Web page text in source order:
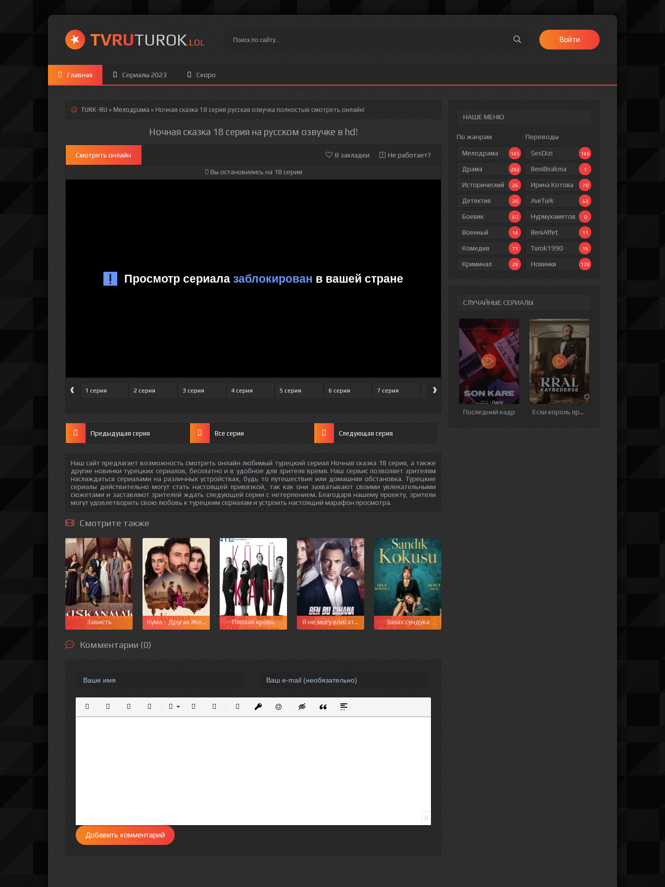
TVRUTUROK.LOL Войти
Главная Сериалы 2023 Скоро
НАШЕ МЕНЮ
По жанрам
Мелодрама 145
Драма 282
Исторический 26
Детектив 20
Боевик 40
Военный 14
Комедия 71
Криминал 28
Переводы
SesDizi 146
BeniBirakma 1
Ирина Котова 70
AveTurk 63
Нурмухаметов 0
BeniAffet 11
Turok1990 16
Новинки 126
СЛУЧАЙНЫЕ СЕРИАЛЫ
Последний кадр Если король проиграет
TURK-RU » Мелодрама » Ночная сказка 18 серия русская озвучка полностью смотреть онлайн!
Ночная сказка 18 серия на русском озвучке в hd!
Смотреть онлайн В закладки Не работает?
Вы остановились на 18 серии
‹ 1 серия 2 серия 3 серия 4 серия 5 серия 6 серия 7 серия 8 серия 9 серия 10 серия 11 серия
›
Предыдущая серия Все серии Следующая серия
Наш сайт предлагает возможность смотреть онлайн любимый турецкий сериал Ночная сказка 18 серия, а также
другие новинки турецких сериалов, бесплатно и в удобное для зрителя время. Наш сервис позволяет зрителям
наслаждаться сериалами на различных устройствах, будь то путешествие или домашняя обстановка. Турецкие
сериалы действительно могут стать настоящей привязкой, так как они захватывают своими увлекательными
сюжетами и заставляют зрителей ждать следующей серии с нетерпением. Благодаря нашему проекту, зрители
могут удовлетворить свою любовь к турецким сериалам и устроить настоящий марафон просмотра.
Смотрите также
Зависть Кума - Другая Жена Плохая кровь Я не могу вписаться в этот мирЗапах сундука
Комментарии (0)
Полужирный
КурсивПодчеркнутый
ЗачеркнутыйВыравнивание
Нумерованный список
Маркированный список
Вставить ссылку
Вставить защищенную ссылку
Вставить смайлик
Вставка скрытого текста
Вставка цитаты
Вставка спойлера
0
Добавить комментарий